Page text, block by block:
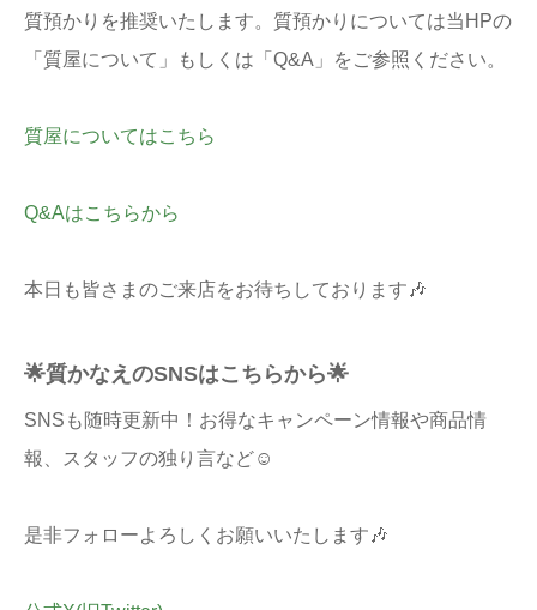
質預かりを推奨いたします。質預かりについては当HPの
「質屋について」もしくは「Q&A」をご参照ください。
質屋についてはこちら
Q&Aはこちらから
本日も皆さまのご来店をお待ちしております🎶
🌟質かなえのSNSはこちらから🌟
SNSも随時更新中！お得なキャンペーン情報や商品情
報、スタッフの独り言など☺
是非フォローよろしくお願いいたします🎶